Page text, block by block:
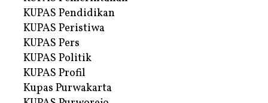
KUPAS Pendidikan
KUPAS Peristiwa
KUPAS Pers
KUPAS Politik
KUPAS Profil
Kupas Purwakarta